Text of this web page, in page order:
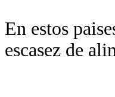
En estos
escasez de